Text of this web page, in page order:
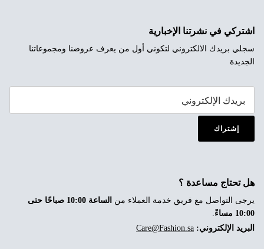
اشتركي في نشرتنا الإخبارية
سجلي بريدك الالكتروني لتكوني أول من يعرف عروضنا ومجموعاتنا
الجديدة
إشتراك
هل تحتاج مساعدة ؟
يرجى التواصل مع فريق خدمة العملاء من
الساعة 10:00 صباحًا حتى
10:00 مساءً
البريد الإلكتروني: Care@Fashion.sa